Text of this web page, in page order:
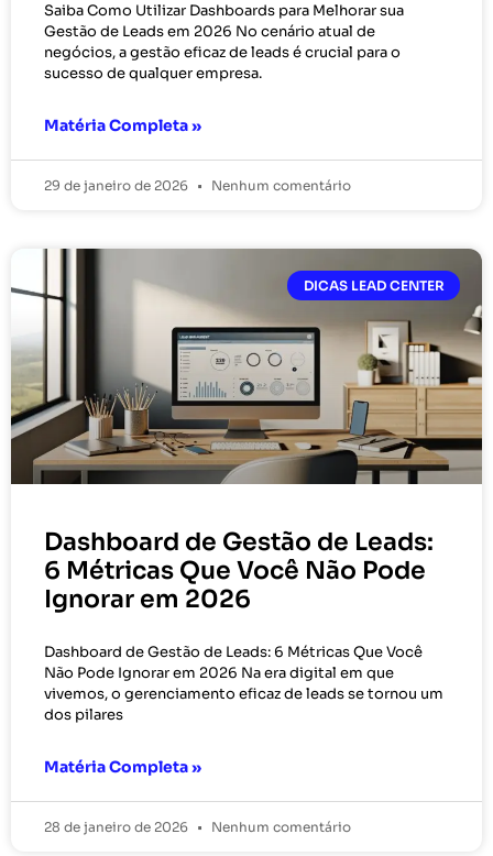
Saiba Como Utilizar Dashboards para Melhorar sua
Gestão de Leads em 2026 No cenário atual de
negócios, a gestão eficaz de leads é crucial para o
sucesso de qualquer empresa.
Matéria Completa »
29 de janeiro de 2026 Nenhum comentário
DICAS LEAD CENTER
Dashboard de Gestão de Leads:
6 Métricas Que Você Não Pode
Ignorar em 2026
Dashboard de Gestão de Leads: 6 Métricas Que Você
Não Pode Ignorar em 2026 Na era digital em que
vivemos, o gerenciamento eficaz de leads se tornou um
dos pilares
Matéria Completa »
28 de janeiro de 2026 Nenhum comentário